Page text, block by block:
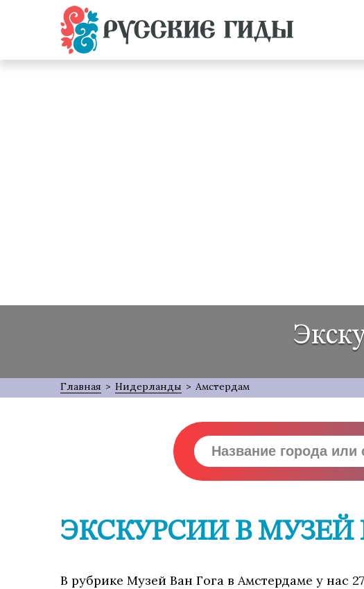
Главная > Нидерланды > Амстердам
ЭКСКУРСИИ В
В рубрике Музей Ван Гога в Амстердаме у нас